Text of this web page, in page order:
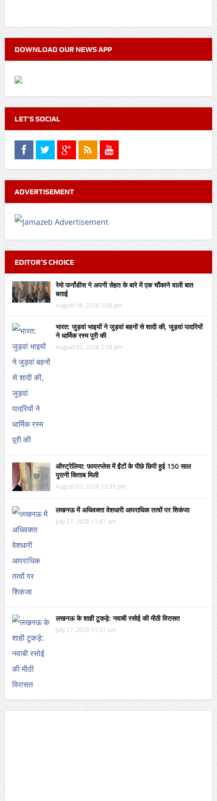
DOWNLOAD OUR NEWS APP
LET’S SOCIAL
ADVERTISEMENT
EDITOR’S CHOICE
रेमो फर्नांडीस ने अपनी सेहत के बारे में एक चौंकाने वाली बात
बताई
August 06, 2026 5:00 pm
भारत: जुड़वां भाइयों ने जुड़वां बहनों से शादी की, जुड़वां पादरियों
ने धार्मिक रस्म पूरी की
August 03, 2026 2:10 pm
ऑस्ट्रेलिया: फायरप्लेस में ईंटों के पीछे छिपी हुई 150 साल
पुरानी किताब मिली
August 03, 2026 12:39 pm
लखनऊ में अधिवक्ता वेशधारी आपराधिक तत्वों पर शिकंजा
July 27, 2026 11:47 am
लखनऊ के शाही टुकड़े: नवाबी रसोई की मीठी विरासत
July 27, 2026 11:31 am